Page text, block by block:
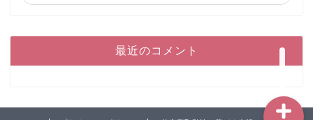
最近のコメント
インク